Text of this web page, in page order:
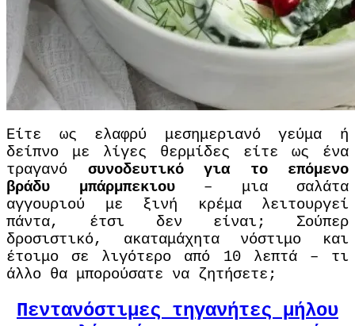
Είτε ως ελαφρύ μεσημεριανό γεύμα ή
δείπνο με λίγες θερμίδες είτε ως ένα
τραγανό συνοδευτικό για το επόμενο
βράδυ μπάρμπεκιου– μια σαλάτα
αγγουριού με ξινή κρέμα λειτουργεί
πάντα, έτσι δεν είναι; Σούπερ
δροσιστικό, ακαταμάχητα νόστιμο και
έτοιμο σε λιγότερο από 10 λεπτά – τι
άλλο θα μπορούσατε να ζητήσετε;
Πεντανόστιμες τηγανήτες μήλου